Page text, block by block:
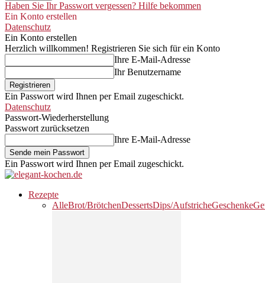
Haben Sie Ihr Passwort vergessen? Hilfe bekommen
Ein Konto erstellen
Datenschutz
Ein Konto erstellen
Herzlich willkommen! Registrieren Sie sich für ein Konto
Ihre E-Mail-Adresse
Ihr Benutzername
Ein Passwort wird Ihnen per Email zugeschickt.
Datenschutz
Passwort-Wiederherstellung
Passwort zurücksetzen
Ihre E-Mail-Adresse
Ein Passwort wird Ihnen per Email zugeschickt.
Rezepte
AlleBrot/BrötchenDessertsDips/AufstricheGeschenke